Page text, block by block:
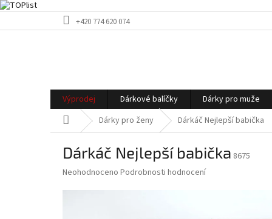
na
+420 774 620 074
Výprodej Dárkové balíčky Dárky pro muže
Domů Dárky pro ženy Dárkáč Nejlepší babička
Dárkáč Nejlepší babička 8675
Průměrné
Neohodnoceno Podrobnosti hodnocení